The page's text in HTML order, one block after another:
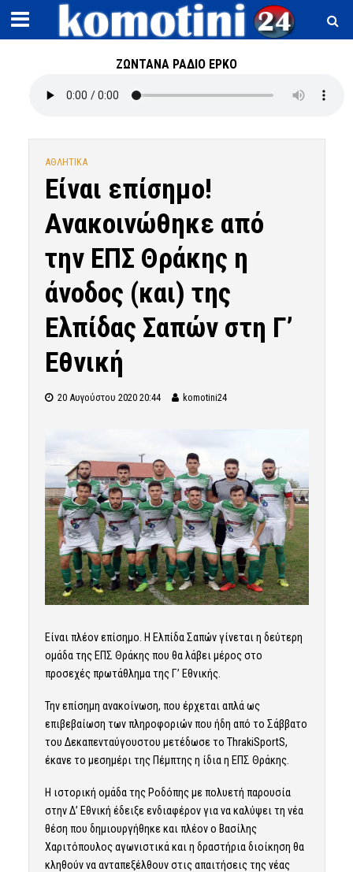
ΖΩΝΤΑΝΑ ΡΑΔΙΟ ΕΡΚΟ
ΑΘΛΗΤΙΚΑ
Είναι επίσημο!
Ανακοινώθηκε από
την ΕΠΣ Θράκης η
άνοδος (και) της
Ελπίδας Σαπών στη Γ’
Εθνική
20 Αυγούστου 2020 20:44 komotini24
Είναι πλέον επίσημο. Η Ελπίδα Σαπών γίνεται η δεύτερη
ομάδα της ΕΠΣ Θράκης που θα λάβει μέρος στο
προσεχές πρωτάθλημα της Γ’ Εθνικής.
Την επίσημη ανακοίνωση, που έρχεται απλά ως
επιβεβαίωση των πληροφοριών που ήδη από το Σάββατο
του Δεκαπενταύγουστου μετέδωσε το ThrakiSportS,
έκανε το μεσημέρι της Πέμπτης η ίδια η ΕΠΣ Θράκης.
Η ιστορική ομάδα της Ροδόπης με πολυετή παρουσία
στην Δ’ Εθνική έδειξε ενδιαφέρον για να καλύψει τη νέα
θέση που δημιουργήθηκε και πλέον ο Βασίλης
Χαριτόπουλος αγωνιστικά και η δραστήρια διοίκηση θα
κληθούν να ανταπεξέλθουν στις απαιτήσεις της νέας